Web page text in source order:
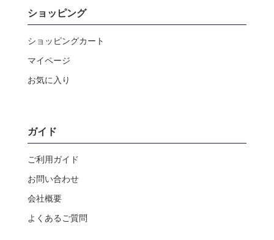
ショッピング
ショッピングカート
マイページ
お気に入り
ガイド
ご利用ガイド
お問い合わせ
会社概要
よくあるご質問